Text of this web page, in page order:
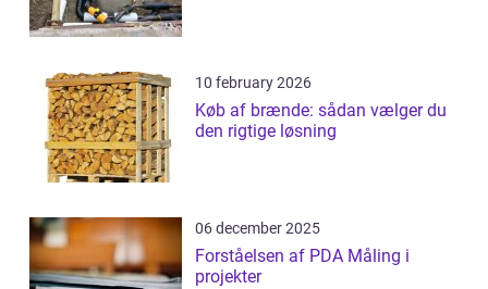
10 february 2026
Køb af brænde: sådan vælger du
den rigtige løsning
06 december 2025
Forståelsen af PDA Måling i
projekter